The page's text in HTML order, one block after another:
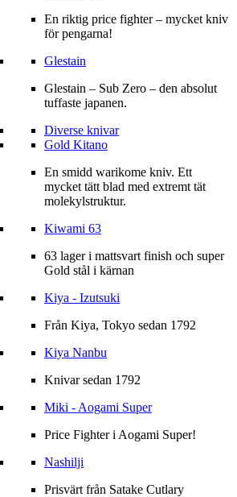
En riktig price fighter – mycket kniv
för pengarna!
Glestain
Glestain – Sub Zero – den absolut
tuffaste japanen.
Diverse knivar
Gold Kitano
En smidd warikome kniv. Ett
mycket tätt blad med extremt tät
molekylstruktur.
Kiwami 63
63 lager i mattsvart finish och super
Gold stål i kärnan
Kiya - Izutsuki
Från Kiya, Tokyo sedan 1792
Kiya Nanbu
Knivar sedan 1792
Miki - Aogami Super
Price Fighter i Aogami Super!
Nashilji
Prisvärt från Satake Cutlary